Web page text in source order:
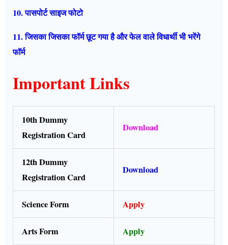
10. पासपोर्ट साइज फोटो
11. जिसका जिसका फॉर्म छूट गया है और फेल वाले विधार्थी भी भरेंगे
फॉर्म
Important Links
10th Dummy
Registration Card
Download
12th Dummy
Registration Card
Download
Science Form Apply
Arts Form Apply